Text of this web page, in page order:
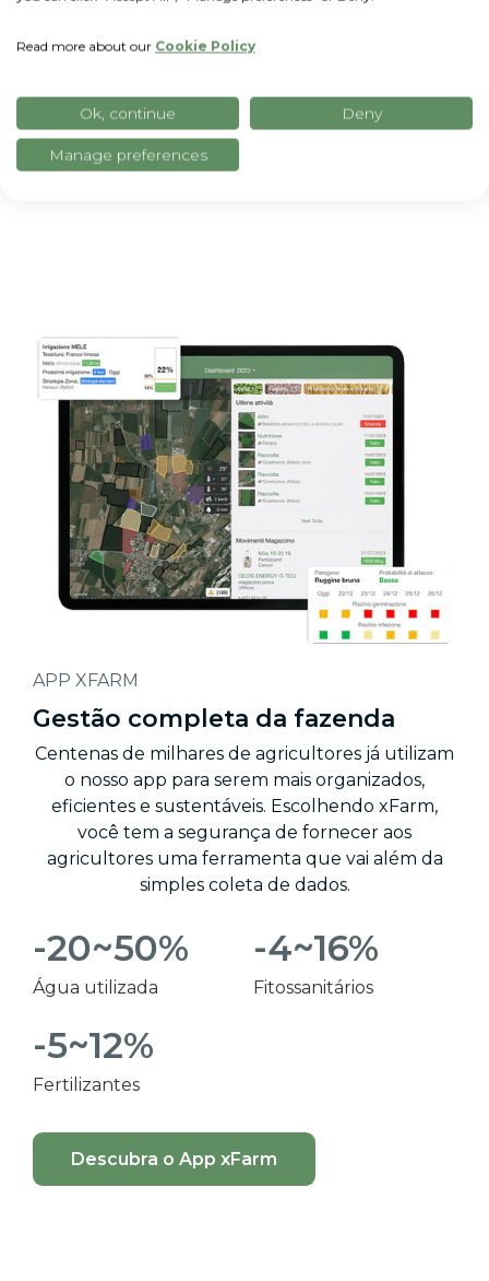
xFarm Tecnologias para a
sua empresa
APP XFARM
Gestão completa da fazenda
Centenas de milhares de agricultores já utilizam
o nosso app para serem mais organizados,
eficientes e sustentáveis. Escolhendo xFarm,
você tem a segurança de fornecer aos
agricultores uma ferramenta que vai além da
simples coleta de dados.
-20~50%
Água utilizada
-4~16%
Fitossanitários
-5~12%
Fertilizantes
Descubra o App xFarm
Read more about our Cookie Policy
Ok, continue Deny
Manage preferences